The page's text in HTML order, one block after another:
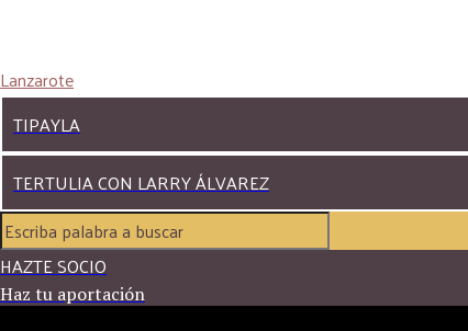
Lanzarote
TIPAYLA
TERTULIA CON LARRY ÁLVAREZ
HAZTE SOCIO
Haz tu aportación